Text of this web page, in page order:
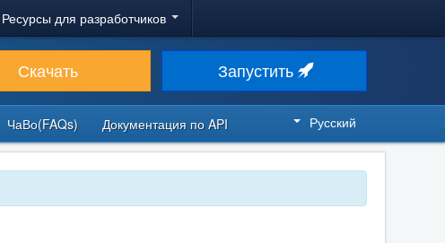
Ресурсы для разработчиков
Скачать Запустить
ЧаВо(FAQs) Документация по API Русский